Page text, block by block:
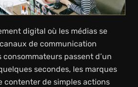
digital où les médias se
de communication
passent d’un
secondes, les marques
contenter de simples actions